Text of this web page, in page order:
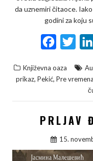
da uznemiri čitaoce.
godini za koju
c
b
o
k
i
t
e
Književna oaza
prikaz, Pekić, Pre
PRLJAV
15.